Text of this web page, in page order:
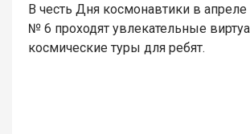
В честь Дня космонавтики в
№ 6 проходят увлекательные
космические туры для ребят.